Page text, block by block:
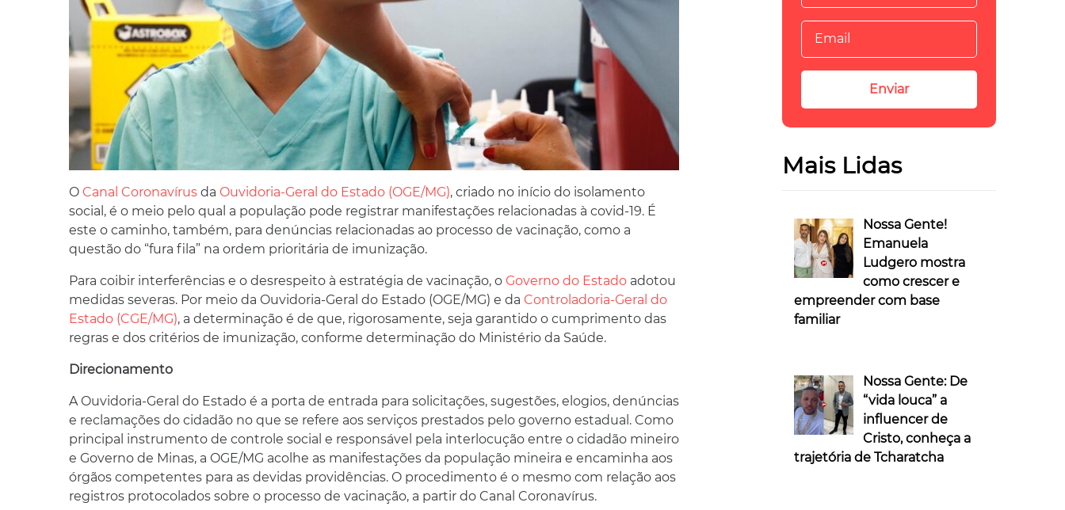
O Canal Coronavírus da Ouvidoria-Geral do Estado (OGE/MG), criado no início do isolamento
social, é o meio pelo qual a população pode registrar manifestações relacionadas à covid-19. É
este o caminho, também, para denúncias relacionadas ao processo de vacinação, como a
questão do “fura fila” na ordem prioritária de imunização.
Para coibir interferências e o desrespeito à estratégia de vacinação, o Governo do Estado adotou
medidas severas. Por meio da Ouvidoria-Geral do Estado (OGE/MG) e da Controladoria-Geral do
Estado (CGE/MG), a determinação é de que, rigorosamente, seja garantido o cumprimento das
regras e dos critérios de imunização, conforme determinação do Ministério da Saúde.
Direcionamento
A Ouvidoria-Geral do Estado é a porta de entrada para solicitações, sugestões, elogios, denúncias
e reclamações do cidadão no que se refere aos serviços prestados pelo governo estadual. Como
principal instrumento de controle social e responsável pela interlocução entre o cidadão mineiro
e Governo de Minas, a OGE/MG acolhe as manifestações da população mineira e encaminha aos
órgãos competentes para as devidas providências. O procedimento é o mesmo com relação aos
registros protocolados sobre o processo de vacinação, a partir do Canal Coronavírus.
Mais Lidas
Nossa Gente!
Emanuela
Ludgero mostra
como crescer e
empreender com base
familiar
Nossa Gente: De
“vida louca” a
influencer de
Cristo, conheça a
trajetória de Tcharatcha